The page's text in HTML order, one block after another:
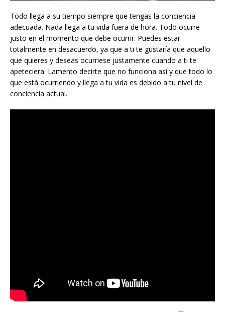
Todo llega a su tiempo siempre que tengas la conciencia
adecuada. Nada llega a tu vida fuera de hora. Todo ocurre
justo en el momento que debe ocurrir. Puedes estar
totalmente en desacuerdo, ya que a ti te gustaría que aquello
que quieres y deseas ocurriese justamente cuando a ti te
apeteciera. Lamento decirte que no funciona así y que todo lo
que está ocurriendo y llega a tu vida es debido a tu nivel de
conciencia actual.